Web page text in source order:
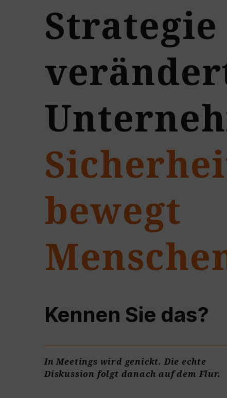
Strategie
bewegt
Kennen Sie das?
In Meetings wird genickt. Die echte
Diskussion folgt danach auf dem Flur.